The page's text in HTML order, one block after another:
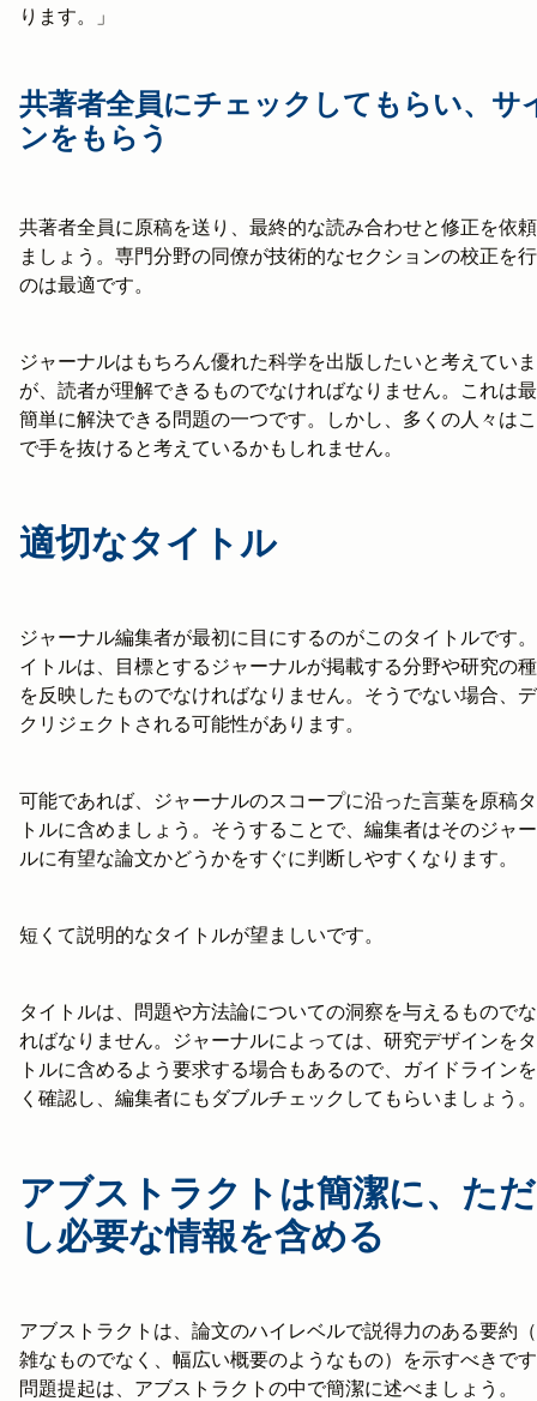
ります。」
共著者全員にチェックしてもらい、サ
ンをもらう
共著者全員に原稿を送り、最終的な読み合わせと修正を依
ましょう。専門分野の同僚が技術的なセクションの校正を
のは最適です。
ジャーナルはもちろん優れた科学を出版したいと考えてい
が、読者が理解できるものでなければなりません。これは
簡単に解決できる問題の一つです。しかし、多くの人々は
で手を抜けると考えているかもしれません。
適切なタイトル
ジャーナル編集者が最初に目にするのがこのタイトルです
イトルは、目標とするジャーナルが掲載する分野や研究の
を反映したものでなければなりません。そうでない場合、
クリジェクトされる可能性があります。
可能であれば、ジャーナルのスコープに沿った言葉を原稿
トルに含めましょう。そうすることで、編集者はそのジャ
ルに有望な論文かどうかをすぐに判断しやすくなります。
短くて説明的なタイトルが望ましいです。
タイトルは、問題や方法論についての洞察を与えるもので
ればなりません。ジャーナルによっては、研究デザインを
トルに含めるよう要求する場合もあるので、ガイドライン
く確認し、編集者にもダブルチェックしてもらいましょう。
アブストラクトは簡潔に、ただ
し必要な情報を含める
アブストラクトは、論文のハイレベルで説得力のある要約
雑なものでなく、幅広い概要のようなもの）を示すべきで
問題提起は、アブストラクトの中で簡潔に述べましょう。